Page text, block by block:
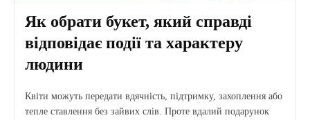
Як обрати букет, який справді
відповідає події та характеру
людини
Квіти можуть передати вдячність, підтримку, захоплення або
тепле ставлення без зайвих слів. Проте вдалий подарунок